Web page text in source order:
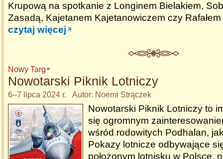
Krupową na spotkanie z Longinem Bielakiem,
Zasadą, Kajetanem Kajetanowiczem czy
czytaj więcej
Nowy Targ
Nowotarski Piknik Lotniczy
6–7 lipca 2024 r. Autor: Noemi Strączek
Nowotarski Piknik Lotniczy to
się ogromnym
wśród rodowitych Podhalan,
Pokazy lotnicze odbywające
położonym lotnisku w Polsce,